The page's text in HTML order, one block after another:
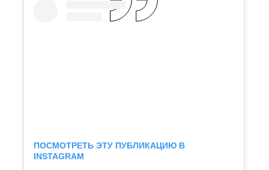
ПОСМОТРЕТЬ ЭТУ ПУБЛИКАЦИЮ В
INSTAGRAM